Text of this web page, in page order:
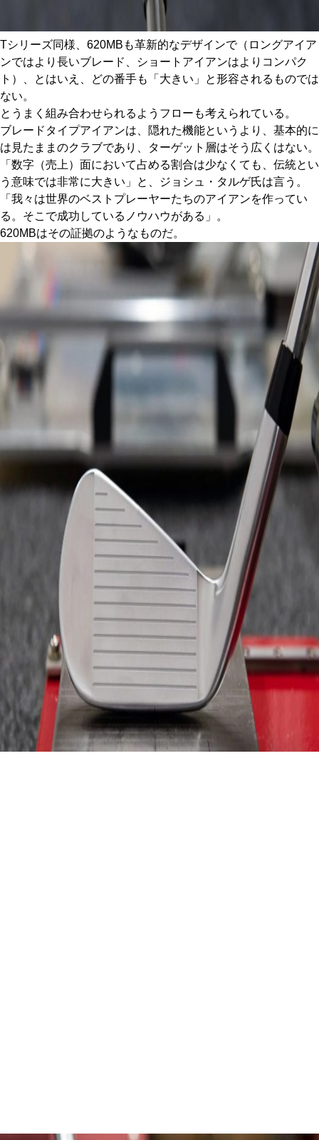
Tシリーズ同様、620MBも革新的なデザインで（ロングアイア
ンではより長いブレード、ショートアイアンはよりコンパク
ト）、とはいえ、どの番手も「大きい」と形容されるものでは
ない。
とうまく組み合わせられるようフローも考えられている。
ブレードタイプアイアンは、隠れた機能というより、基本的に
は見たままのクラブであり、ターゲット層はそう広くはない。
「数字（売上）面において占める割合は少なくても、伝統とい
う意味では非常に大きい」と、ジョシュ・タルゲ氏は言う。
「我々は世界のベストプレーヤーたちのアイアンを作ってい
る。そこで成功しているノウハウがある」。
620MBはその証拠のようなものだ。